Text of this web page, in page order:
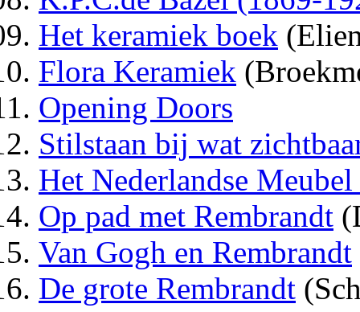
Het keramiek boek
Flora Keramiek
Opening Doors
Stilstaan bij wat
Het Nederlandse
Op pad met Rembrandt
Van Gogh en Rembrandt
De grote Rembrandt